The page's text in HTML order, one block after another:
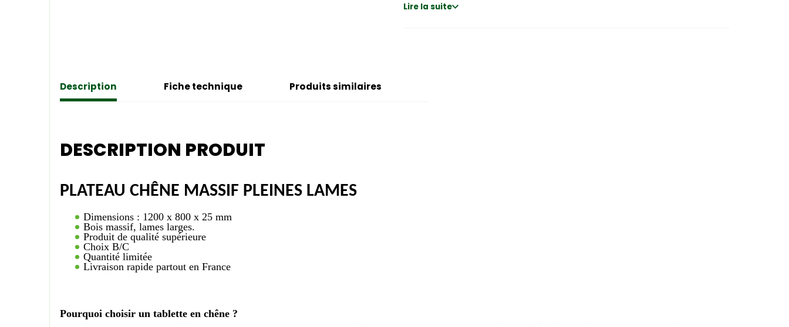
Lire la suite
Description Fiche technique Produits similaires
DESCRIPTION PRODUIT
PLATEAU CHÊNE MASSIF PLEINES LAMES
Dimensions : 1200 x 800 x 25 mm
Bois massif, lames larges.
Produit de qualité supérieure
Choix B/C
Quantité limitée
Livraison rapide partout en France
Pourquoi choisir un tablette en chêne ?